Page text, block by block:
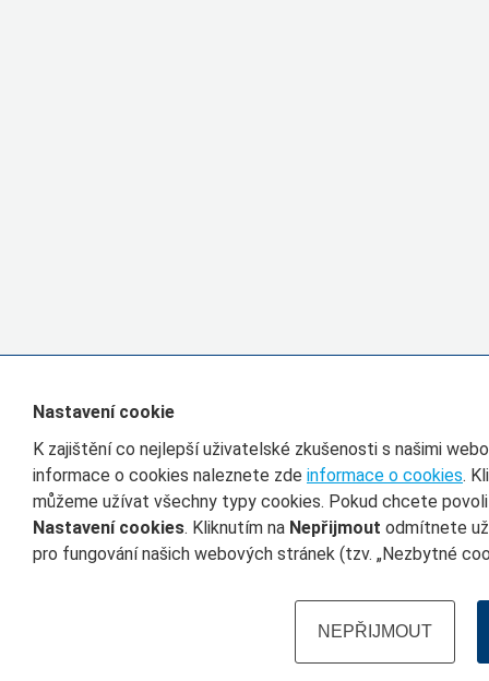
Nastavení cookie
K zajištění co nejlepší uživatelské zkušenosti s našimi
informace o cookies naleznete zde informace o cookies.
můžeme užívat všechny typy cookies. Pokud chcete
Nastavení cookies. Kliknutím na Nepřijmout odmítnete
pro fungování našich webových stránek (tzv. „Nezbytné
NEPŘIJMOUT